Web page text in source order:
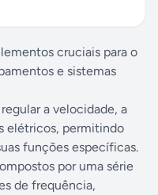
cruciais para o
e sistemas
a velocidade, a
elétricos, permitindo
funções específicas.
por uma série
de frequência,